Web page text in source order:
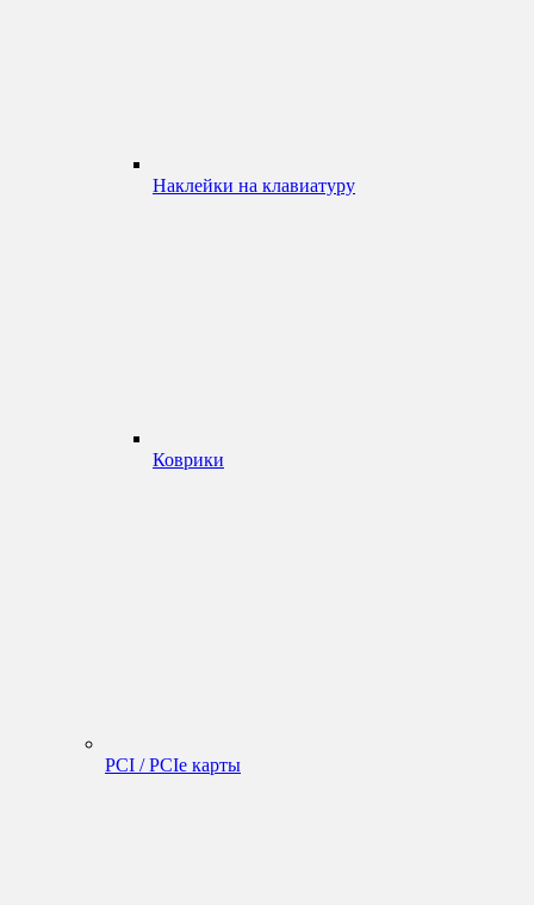
Наклейки на клавиатуру
Коврики
PCI / PCIe карты